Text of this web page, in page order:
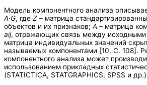
Модель компонентного анализа
A·G, где Z – матрица
объектов и их признаков; A – матрица
aij, отражающих связь между
матрица индивидуальных значений
называемых компонентами [10, С. 108].
компонентного анализа может
использованием прикладных
(STATICTICA, STATGRAPHICS, SPSS и